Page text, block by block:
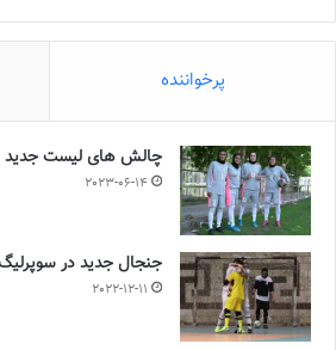
پرخواننده
چالش هاى ليست جدید
2023-06-14
جنجال جدید در
2022-12-11